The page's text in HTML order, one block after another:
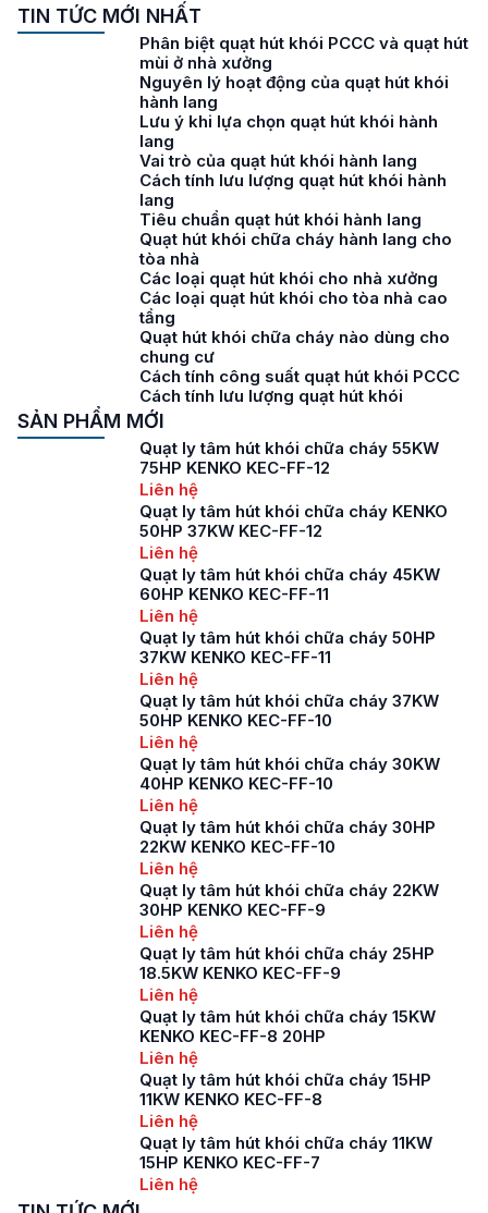
TIN TỨC MỚI NHẤT
Phân biệt quạt hút khói PCCC và quạt hút
mùi ở nhà xưởng
Nguyên lý hoạt động của quạt hút khói
hành lang
Lưu ý khi lựa chọn quạt hút khói hành
lang
Vai trò của quạt hút khói hành lang
Cách tính lưu lượng quạt hút khói hành
lang
Tiêu chuẩn quạt hút khói hành lang
Quạt hút khói chữa cháy hành lang cho
tòa nhà
Các loại quạt hút khói cho nhà xưởng
Các loại quạt hút khói cho tòa nhà cao
tầng
Quạt hút khói chữa cháy nào dùng cho
chung cư
Cách tính công suất quạt hút khói PCCC
Cách tính lưu lượng quạt hút khói
SẢN PHẨM MỚI
Quạt ly tâm hút khói chữa cháy 55KW
75HP KENKO KEC-FF-12
Liên hệ
Quạt ly tâm hút khói chữa cháy KENKO
50HP 37KW KEC-FF-12
Liên hệ
Quạt ly tâm hút khói chữa cháy 45KW
60HP KENKO KEC-FF-11
Liên hệ
Quạt ly tâm hút khói chữa cháy 50HP
37KW KENKO KEC-FF-11
Liên hệ
Quạt ly tâm hút khói chữa cháy 37KW
50HP KENKO KEC-FF-10
Liên hệ
Quạt ly tâm hút khói chữa cháy 30KW
40HP KENKO KEC-FF-10
Liên hệ
Quạt ly tâm hút khói chữa cháy 30HP
22KW KENKO KEC-FF-10
Liên hệ
Quạt ly tâm hút khói chữa cháy 22KW
30HP KENKO KEC-FF-9
Liên hệ
Quạt ly tâm hút khói chữa cháy 25HP
18.5KW KENKO KEC-FF-9
Liên hệ
Quạt ly tâm hút khói chữa cháy 15KW
KENKO KEC-FF-8 20HP
Liên hệ
Quạt ly tâm hút khói chữa cháy 15HP
11KW KENKO KEC-FF-8
Liên hệ
Quạt ly tâm hút khói chữa cháy 11KW
15HP KENKO KEC-FF-7
Liên hệ